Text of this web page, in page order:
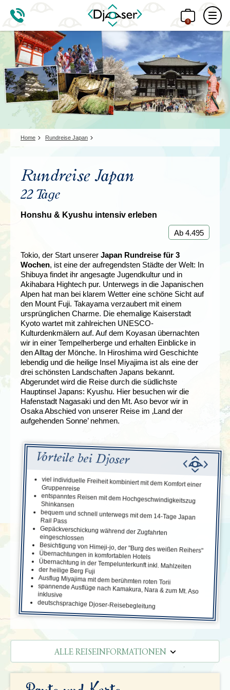
0
Home Rundreise Japan
Rundreise Japan
22 Tage
Honshu & Kyushu intensiv erleben
Ab 4.495
Tokio, der Start unserer Japan Rundreise für 3
Wochen, ist eine der aufregendsten Städte der Welt: In
Shibuya findet ihr angesagte Jugendkultur und in
Akihabara Hightech pur. Unterwegs in die Japanischen
Alpen hat man bei klarem Wetter eine schöne Sicht auf
den Mount Fuji. Takayama verzaubert mit einem
ursprünglichen Charme. Die ehemalige Kaiserstadt
Kyoto wartet mit zahlreichen UNESCO-
Kulturdenkmälern auf. Auf dem Koyasan übernachten
wir in einer Tempelherberge und erhalten Einblicke in
den Alltag der Mönche. In Hiroshima wird Geschichte
lebendig und die heilige Insel Miyajima ist als eine der
drei schönsten Landschaften Japans bekannt.
Abgerundet wird die Reise durch die südlichste
Hauptinsel Japans: Kyushu. Hier besuchen wir die
Hafenstadt Nagasaki und den Mt. Aso bevor wir in
Osaka Abschied von unserer Reise im ‚Land der
aufgehenden Sonne’ nehmen.
Vorteile bei Djoser
viel individuelle Freiheit kombiniert mit dem Komfort einer
Gruppenreise
entspanntes Reisen mit dem Hochgeschwindigkeitszug
Shinkansen
bequem und schnell unterwegs mit dem 14-Tage Japan
Rail Pass
Gepäckverschickung während der Zugfahrten
eingeschlossen
Besichtigung von Himeji-jo, der "Burg des weißen Reihers"
Übernachtungen in komfortablen Hotels
Übernachtung in der Tempelunterkunft inkl. Mahlzeiten
der heilige Berg Fuji
Ausflug Miyajima mit dem berühmten roten Torii
spannende Ausflüge nach Kamakura, Nara & zum Mt. Aso
inklusive
deutschsprachige Djoser-Reisebegleitung
ALLE REISEINFORMATIONEN
REISEVERLAUF